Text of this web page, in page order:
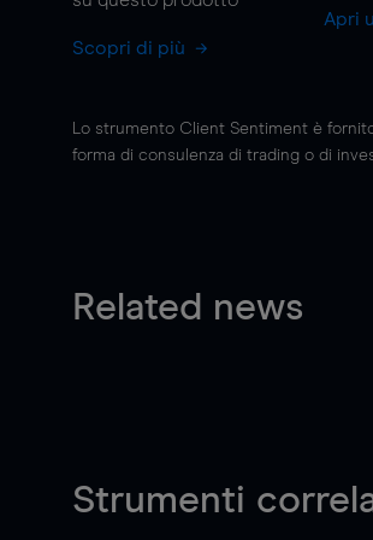
Scopri di più
Apri
Lo strumento Client Sentiment è
forma di consulenza di trading o di
Related news
Strumenti